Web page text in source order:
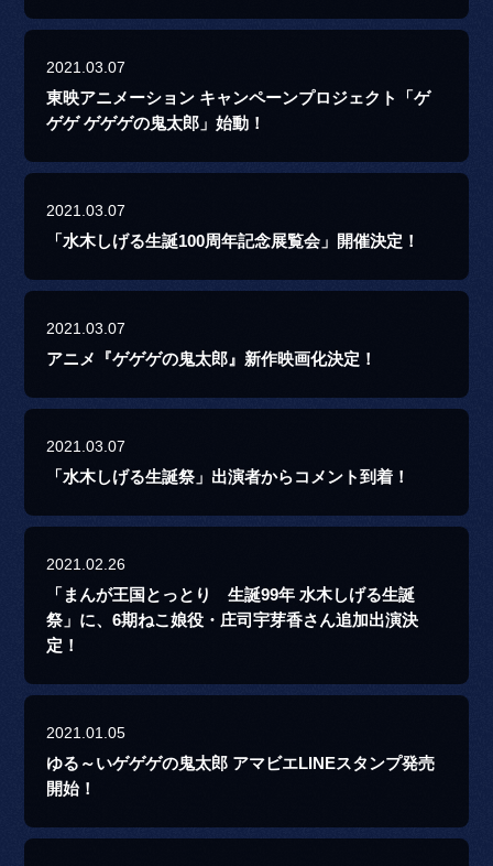
2021.03.07
東映アニメーション キャンペーンプロジェクト「ゲ
ゲゲ ゲゲゲの鬼太郎」始動！
2021.03.07
「水木しげる生誕100周年記念展覧会」開催決定！
2021.03.07
アニメ『ゲゲゲの鬼太郎』新作映画化決定！
2021.03.07
「水木しげる生誕祭」出演者からコメント到着！
2021.02.26
「まんが王国とっとり 生誕99年 水木しげる生誕
祭」に、6期ねこ娘役・庄司宇芽香さん追加出演決
定！
2021.01.05
ゆる～いゲゲゲの鬼太郎 アマビエLINEスタンプ発売
開始！